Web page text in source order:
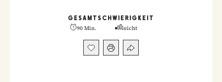
GESAMT
90 Min.
SCHWIERIGKEIT
leicht